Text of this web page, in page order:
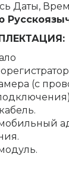
Даты,
(с